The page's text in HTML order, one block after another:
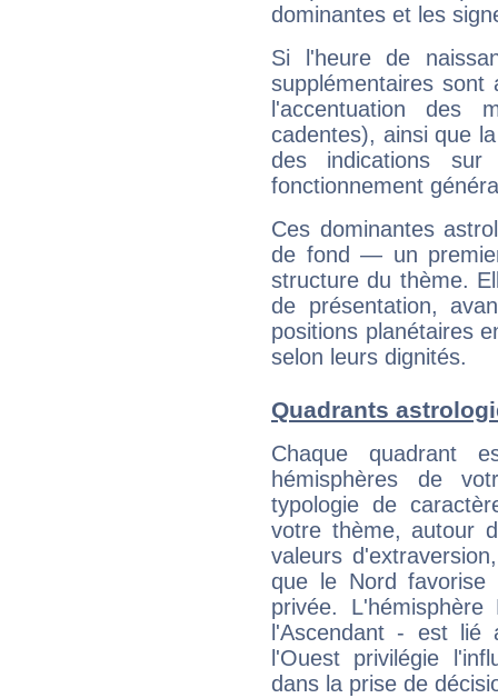
dominantes et les
Si l'heure de
supplémentaires sont
l'accentuation des
cadentes), ainsi que
des indications sur
fonctionnement
Ces dominantes
de fond — un
structure du thème.
de présentation,
positions planétaires
selon leurs dignités.
Quadrants
Chaque quadrant
hémisphères de
typologie de
votre thème, autour
valeurs
que le Nord favorise
privée.
l'Ascendant - est
l'Ouest privilégie
dans la prise de